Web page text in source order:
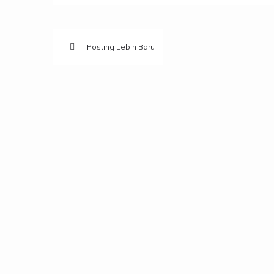
Posting Lebih Baru